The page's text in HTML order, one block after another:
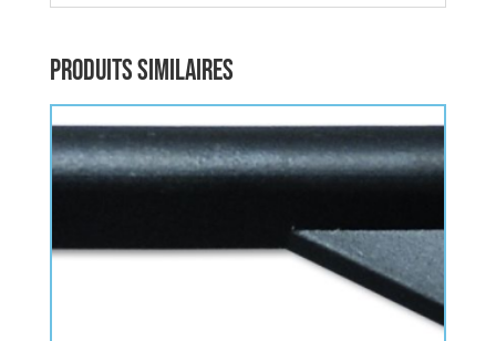
Produits similaires